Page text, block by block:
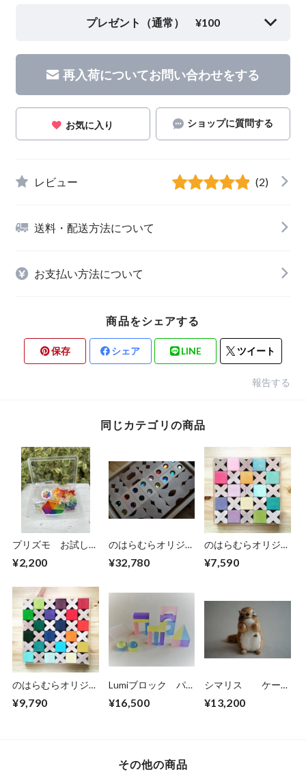
プレゼント（通常） ¥100
再入荷についてお問い合わせをする
お気に入り ショップに質問する
レビュー (2)
送料・配送方法について
お支払い方法について
商品をシェアする
保存 シェア LINE ツイート
報告する
同じカテゴリの商品
プリズモ お試し特
別セット
¥2,200
のはらむらオリジナ
ル デュシマ社 積
木3種セット
¥32,780
のはらむらオリジナ
ルset グリムス社
虹の積木とX積木セ
¥7,590
のはらむらオリジナ
の積木とX積木セッ
¥9,790
Lumiブロック パ
¥16,500
シマリス ケーセ
¥13,200
その他の商品